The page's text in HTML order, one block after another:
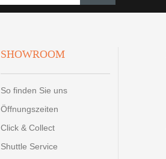
SHOWROOM
So finden Sie uns
Öffnungszeiten
Click & Collect
Shuttle Service